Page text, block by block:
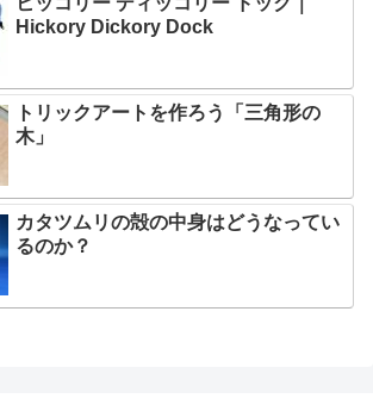
Hickory Dickory Dock
トリックアートを作ろう「三角形の
木」
カタツムリの殻の中身はどうなってい
るのか？